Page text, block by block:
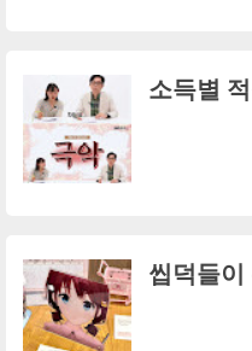
소득별
씹덕들이